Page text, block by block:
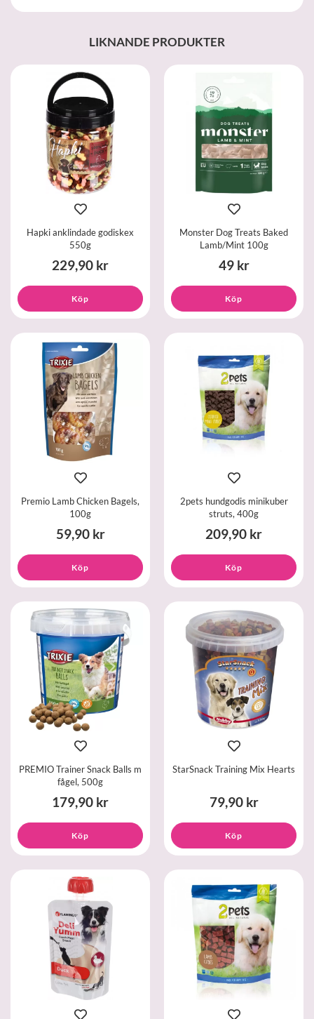
LIKNANDE PRODUKTER
Hapki anklindade godiskex
550g
229,90 kr
Köp
Monster Dog Treats Baked
Lamb/Mint 100g
49 kr
Köp
Premio Lamb Chicken Bagels,
100g
59,90 kr
Köp
2pets hundgodis minikuber
struts, 400g
209,90 kr
Köp
PREMIO Trainer Snack Balls m
fågel, 500g
179,90 kr
Köp
StarSnack Training Mix Hearts
79,90 kr
Köp